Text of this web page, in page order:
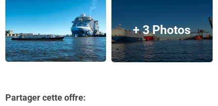
+ 3 Photos
Partager cette offre: